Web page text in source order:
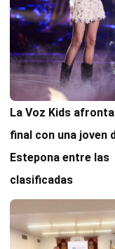
La Voz Kids
final con una joven
Estepona entre las
clasificadas